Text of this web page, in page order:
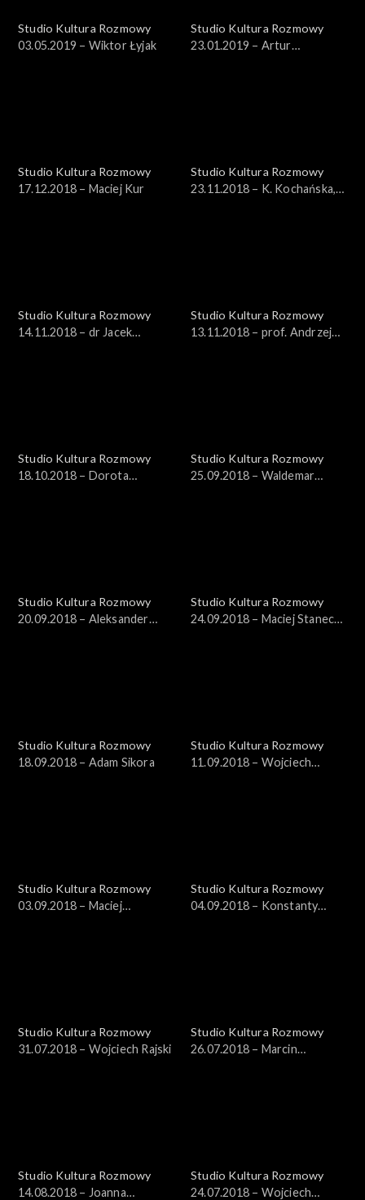
Studio Kultura Rozmowy
03.05.2019 – Wiktor Łyjak
Studio Kultura Rozmowy
23.01.2019 – Artur
Studio Kultura Rozmowy
17.12.2018 – Maciej Kur
Studio Kultura Rozmowy
23.11.2018 – K. Kochańska,
Studio Kultura Rozmowy
14.11.2018 – dr Jacek
Studio Kultura Rozmowy
13.11.2018 – prof. Andrzej
Studio Kultura Rozmowy
18.10.2018 – Dorota
Studio Kultura Rozmowy
25.09.2018 – Waldemar
Studio Kultura Rozmowy
20.09.2018 – Aleksander
Studio Kultura Rozmowy
24.09.2018 – Maciej Stanecki,
Studio Kultura Rozmowy
18.09.2018 – Adam Sikora
Studio Kultura Rozmowy
11.09.2018 – Wojciech
Studio Kultura Rozmowy
03.09.2018 – Maciej
Studio Kultura Rozmowy
04.09.2018 – Konstanty
Studio Kultura Rozmowy
31.07.2018 – Wojciech Rajski
Studio Kultura Rozmowy
26.07.2018 – Marcin
Studio Kultura Rozmowy
14.08.2018 – Joanna
Studio Kultura Rozmowy
24.07.2018 – Wojciech